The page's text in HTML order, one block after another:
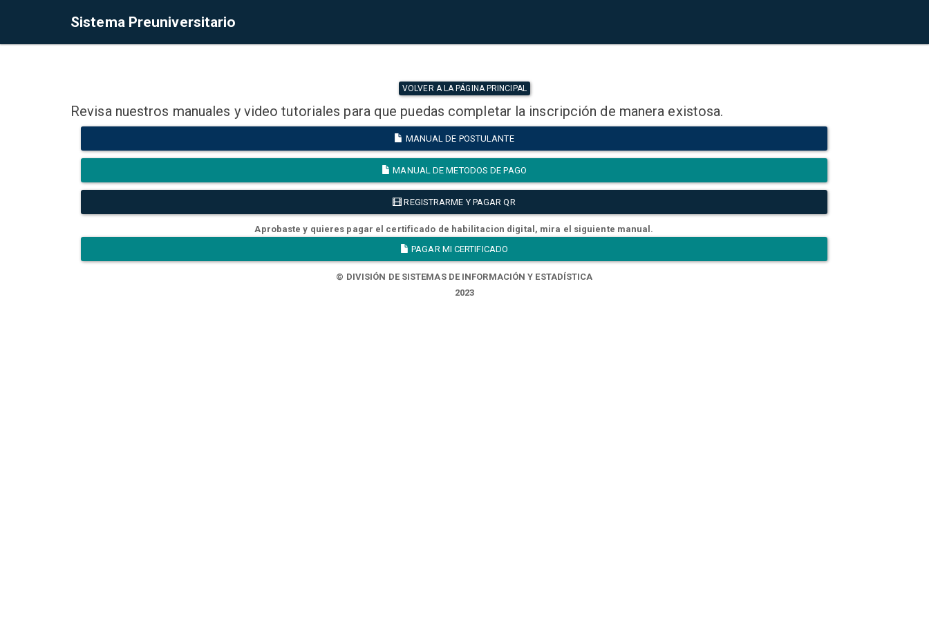
Sistema Preuniversitario
VOLVER A LA PÁGINA PRINCIPAL
Revisa nuestros manuales y video tutoriales para que puedas completar la inscripción de manera existosa.
MANUAL DE POSTULANTE
MANUAL DE METODOS DE PAGO
REGISTRARME Y PAGAR QR
Aprobaste y quieres pagar el certificado de habilitacion digital, mira el siguiente manual.
PAGAR MI CERTIFICADO
© DIVISIÓN DE SISTEMAS DE INFORMACIÓN Y ESTADÍSTICA
2023